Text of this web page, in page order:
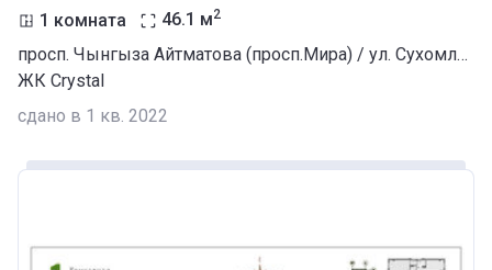
1 комната 46.1 м2
просп. Чынгыза Айтматова (просп.Мира) / ул. Сухомлинова
ЖК Crystal
сдано в 1 кв. 2022